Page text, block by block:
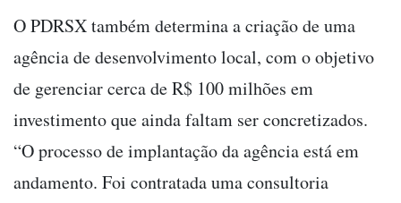
O PDRSX também determina a criação de uma
agência de desenvolvimento local, com o objetivo
de gerenciar cerca de R$ 100 milhões em
investimento que ainda faltam ser concretizados.
“O processo de implantação da agência está em
andamento. Foi contratada uma consultoria